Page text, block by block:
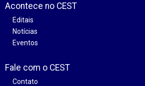
Acontece no CEST
Editais
Notícias
Eventos
Fale com o CEST
Contato